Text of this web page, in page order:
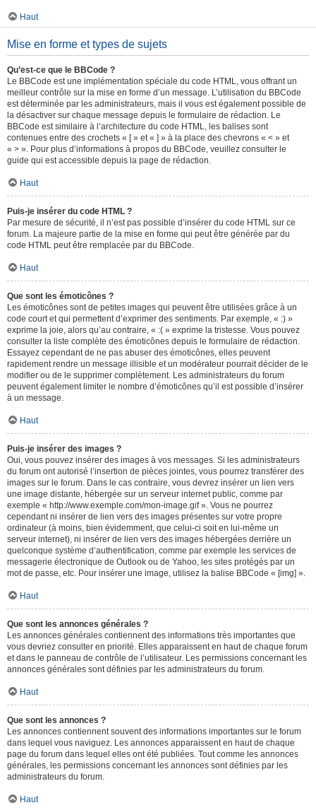
Haut
Mise en forme et types de sujets
Qu’est-ce que le BBCode ?
Le BBCode est une implémentation spéciale du code HTML, vous offrant un
meilleur contrôle sur la mise en forme d’un message. L’utilisation du BBCode
est déterminée par les administrateurs, mais il vous est également possible de
la désactiver sur chaque message depuis le formulaire de rédaction. Le
BBCode est similaire à l’architecture du code HTML, les balises sont
contenues entre des crochets « [ » et « ] » à la place des chevrons « < » et
« > ». Pour plus d’informations à propos du BBCode, veuillez consulter le
guide qui est accessible depuis la page de rédaction.
Haut
Puis-je insérer du code HTML ?
Par mesure de sécurité, il n’est pas possible d’insérer du code HTML sur ce
forum. La majeure partie de la mise en forme qui peut être générée par du
code HTML peut être remplacée par du BBCode.
Haut
Que sont les émoticônes ?
Les émoticônes sont de petites images qui peuvent être utilisées grâce à un
code court et qui permettent d’exprimer des sentiments. Par exemple, « :) »
exprime la joie, alors qu’au contraire, « :( » exprime la tristesse. Vous pouvez
consulter la liste complète des émoticônes depuis le formulaire de rédaction.
Essayez cependant de ne pas abuser des émoticônes, elles peuvent
rapidement rendre un message illisible et un modérateur pourrait décider de le
modifier ou de le supprimer complètement. Les administrateurs du forum
peuvent également limiter le nombre d’émoticônes qu’il est possible d’insérer
à un message.
Haut
Puis-je insérer des images ?
Oui, vous pouvez insérer des images à vos messages. Si les administrateurs
du forum ont autorisé l’insertion de pièces jointes, vous pourrez transférer des
images sur le forum. Dans le cas contraire, vous devrez insérer un lien vers
une image distante, hébergée sur un serveur internet public, comme par
exemple « http://www.exemple.com/mon-image.gif ». Vous ne pourrez
cependant ni insérer de lien vers des images présentes sur votre propre
ordinateur (à moins, bien évidemment, que celui-ci soit en lui-même un
serveur internet), ni insérer de lien vers des images hébergées derrière un
quelconque système d’authentification, comme par exemple les services de
messagerie électronique de Outlook ou de Yahoo, les sites protégés par un
mot de passe, etc. Pour insérer une image, utilisez la balise BBCode « [img] ».
Haut
Que sont les annonces générales ?
Les annonces générales contiennent des informations très importantes que
vous devriez consulter en priorité. Elles apparaissent en haut de chaque forum
et dans le panneau de contrôle de l’utilisateur. Les permissions concernant les
annonces générales sont définies par les administrateurs du forum.
Haut
Que sont les annonces ?
Les annonces contiennent souvent des informations importantes sur le forum
dans lequel vous naviguez. Les annonces apparaissent en haut de chaque
page du forum dans lequel elles ont été publiées. Tout comme les annonces
générales, les permissions concernant les annonces sont définies par les
administrateurs du forum.
Haut